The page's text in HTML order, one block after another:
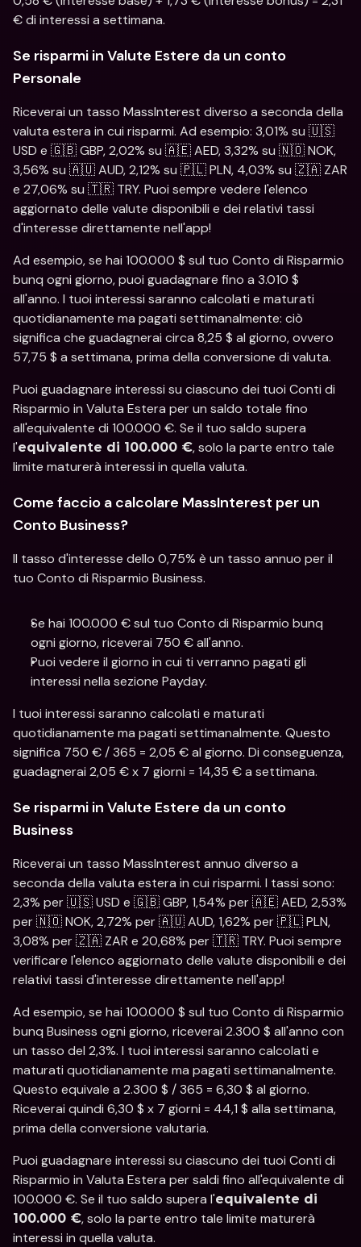
€ di interessi a settimana.
Se risparmi in Valute Estere da un conto
Personale
Riceverai un tasso MassInterest diverso a seconda della
valuta estera in cui risparmi. Ad esempio: 3,01% su 🇺🇸
USD e 🇬🇧 GBP, 2,02% su 🇦🇪 AED, 3,32% su 🇳🇴 NOK,
3,56% su 🇦🇺 AUD, 2,12% su 🇵🇱 PLN, 4,03% su 🇿🇦 ZAR
e 27,06% su 🇹🇷 TRY. Puoi sempre vedere l'elenco
aggiornato delle valute disponibili e dei relativi tassi
d'interesse direttamente nell'app!
Ad esempio, se hai 100.000 $ sul tuo Conto di Risparmio
bunq ogni giorno, puoi guadagnare fino a 3.010 $
all'anno. I tuoi interessi saranno calcolati e maturati
quotidianamente ma pagati settimanalmente: ciò
significa che guadagnerai circa 8,25 $ al giorno, ovvero
57,75 $ a settimana, prima della conversione di valuta.
Puoi guadagnare interessi su ciascuno dei tuoi Conti di
Risparmio in Valuta Estera per un saldo totale fino
all'equivalente di 100.000 €. Se il tuo saldo supera
l'equivalente di 100.000 €, solo la parte entro tale
limite maturerà interessi in quella valuta.
Come faccio a calcolare MassInterest per un
Conto Business?
Il tasso d'interesse dello 0,75% è un tasso annuo per il
tuo Conto di Risparmio Business.
Se hai 100.000 € sul tuo Conto di Risparmio bunq
ogni giorno, riceverai 750 € all'anno.
Puoi vedere il giorno in cui ti verranno pagati gli
interessi nella sezione Payday.
I tuoi interessi saranno calcolati e maturati
quotidianamente ma pagati settimanalmente. Questo
significa 750 € / 365 = 2,05 € al giorno. Di conseguenza,
guadagnerai 2,05 € x 7 giorni = 14,35 € a settimana.
Se risparmi in Valute Estere da un conto
Business
Riceverai un tasso MassInterest annuo diverso a
seconda della valuta estera in cui risparmi. I tassi sono:
2,3% per 🇺🇸 USD e 🇬🇧 GBP, 1,54% per 🇦🇪 AED, 2,53%
per 🇳🇴 NOK, 2,72% per 🇦🇺 AUD, 1,62% per 🇵🇱 PLN,
3,08% per 🇿🇦 ZAR e 20,68% per 🇹🇷 TRY. Puoi sempre
verificare l'elenco aggiornato delle valute disponibili e dei
relativi tassi d'interesse direttamente nell'app!
Ad esempio, se hai 100.000 $ sul tuo Conto di Risparmio
bunq Business ogni giorno, riceverai 2.300 $ all'anno con
un tasso del 2,3%. I tuoi interessi saranno calcolati e
maturati quotidianamente ma pagati settimanalmente.
Questo equivale a 2.300 $ / 365 = 6,30 $ al giorno.
Riceverai quindi 6,30 $ x 7 giorni = 44,1 $ alla settimana,
prima della conversione valutaria.
Puoi guadagnare interessi su ciascuno dei tuoi Conti di
Risparmio in Valuta Estera per saldi fino all'equivalente di
100.000 €. Se il tuo saldo supera l'equivalente di
100.000 €, solo la parte entro tale limite maturerà
interessi in quella valuta.